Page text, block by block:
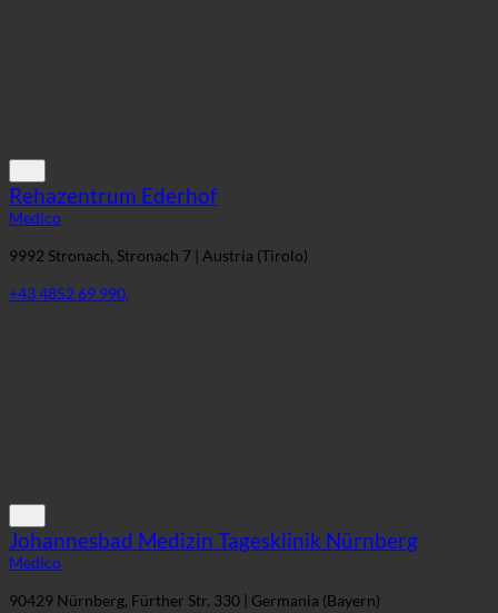
Rehazentrum Ederhof
Medico
9992 Stronach, Stronach 7 | Austria (Tirolo)
+43 4852 69 990,
Johannesbad Medizin Tagesklinik Nürnberg
Medico
90429 Nürnberg, Fürther Str. 330 | Germania (Bayern)